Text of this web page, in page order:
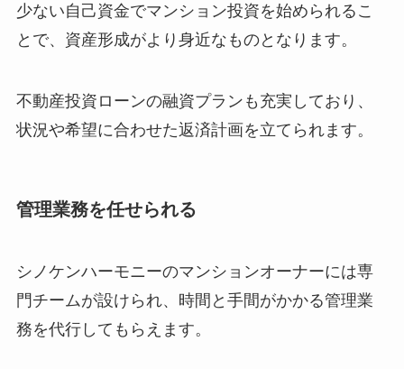
少ない自己資金でマンション投資を始められるこ
とで、資産形成がより身近なものとなります。
不動産投資ローンの融資プランも充実しており、
状況や希望に合わせた返済計画を立てられます。
管理業務を任せられる
シノケンハーモニーのマンションオーナーには専
門チームが設けられ、時間と手間がかかる管理業
務を代行してもらえます。